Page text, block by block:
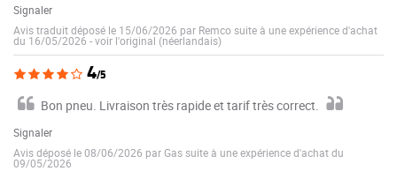
Signaler
Avis traduit déposé le 15/06/2026 par Remco suite à une expérience d'achat
du 16/05/2026 -voir l'original (néerlandais)
4/5
Bon pneu. Livraison très rapide et tarif très correct.
Signaler
Avis déposé le 08/06/2026 par Gas suite à une expérience d'achat du
09/05/2026